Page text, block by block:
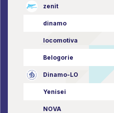
zenit
dinamo
locomotiva
Belogorie
Dinamo-LO
Yenisei
NOVA